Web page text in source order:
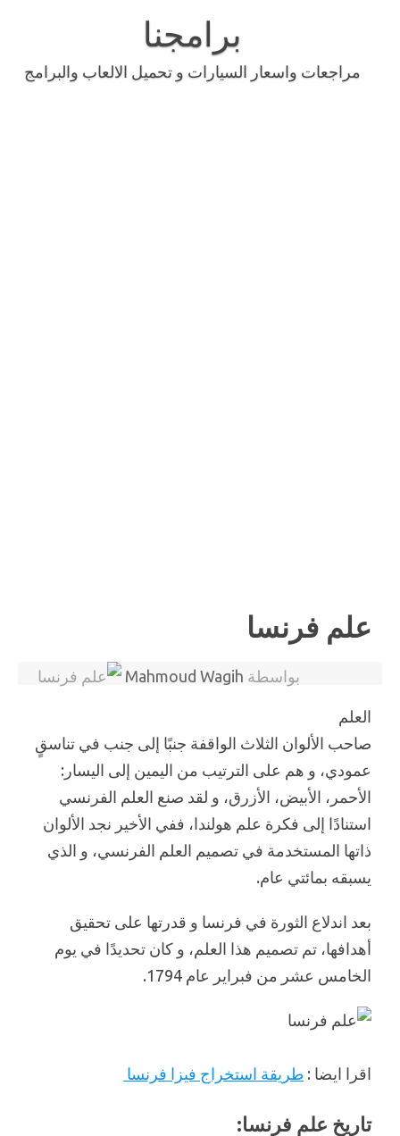
برامجنا
مراجعات واسعار السيارات و تحميل الالعاب والبرامج
علم فرنسا
بواسطة Mahmoud Wagih
العلم
صاحب الألوان الثلاث الواقفة جنبًا إلى جنب في تناسقٍ
عمودي، و هم على الترتيب من اليمين إلى اليسار:
الأحمر، الأبيض، الأزرق، و لقد صنع العلم الفرنسي
استنادًا إلى فكرة علم هولندا، ففي الأخير نجد الألوان
ذاتها المستخدمة في تصميم العلم الفرنسي، و الذي
يسبقه بمائتي عام.
بعد اندلاع الثورة في فرنسا و قدرتها على تحقيق
أهدافها، تم تصميم هذا العلم، و كان تحديدًا في يوم
الخامس عشر من فبراير عام 1794.
اقرا ايضا : طريقة استخراج فيزا فرنسا
تاريخ علم فرنسا: